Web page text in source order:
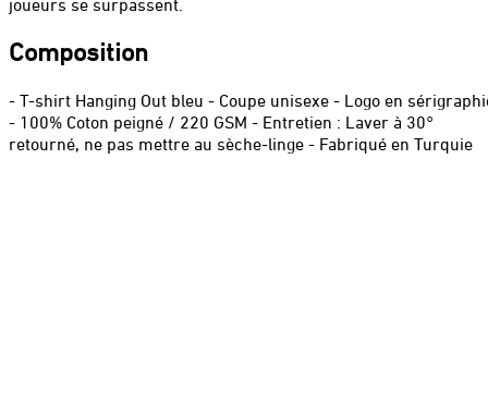
joueurs se surpassent.
Composition
- T-shirt Hanging Out bleu - Coupe unisexe - Logo en
- 100% Coton peigné / 220 GSM - Entretien : Laver à 30°
retourné, ne pas mettre au sèche-linge - Fabriqué en Turquie